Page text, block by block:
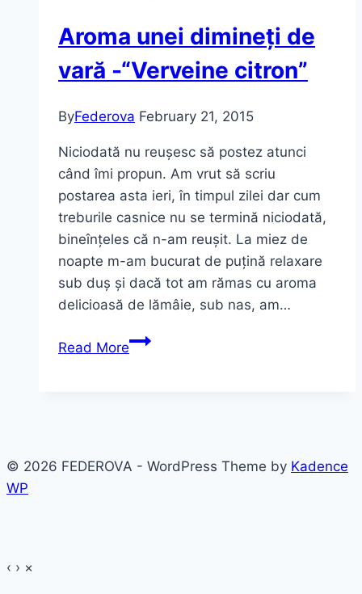
Aroma unei dimineți de
vară -“Verveine citron”
ByFederova February 21, 2015
Niciodată nu reușesc să postez atunci
când îmi propun. Am vrut să scriu
postarea asta ieri, în timpul zilei dar cum
treburile casnice nu se termină niciodată,
bineînțeles că n-am reușit. La miez de
noapte m-am bucurat de puțină relaxare
sub duș și dacă tot am rămas cu aroma
delicioasă de lămâie, sub nas, am…
Read MoreAroma
citron”
© 2026 FEDEROVA - WordPress Theme by Kadence
WP
‹ › ×